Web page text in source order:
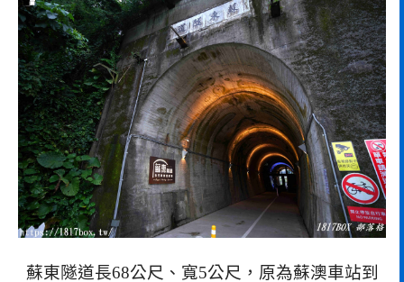
蘇東隧道長68公尺、寬5公尺，原為蘇澳車站到